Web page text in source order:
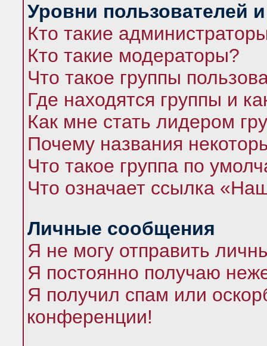
Уровни пользователей
Кто такие
Кто такие модераторы?
Что такое группы
Где находятся группы и
Как мне стать лидером
Почему названия
Что такое группа по
Что означает ссылка
Личные сообщения
Я не могу отправить
Я постоянно получаю
Я получил спам или
конференции!